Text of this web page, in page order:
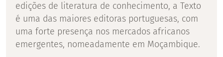
edições de literatura de conhecimento, a Texto
é uma das maiores editoras portuguesas, com
uma forte presença nos mercados africanos
emergentes, nomeadamente em Moçambique.